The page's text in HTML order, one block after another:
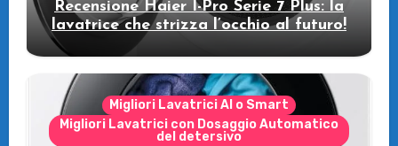
Recensione Haier I-Pro Serie 7 Plus: la
lavatrice che strizza l’occhio al futuro!
Migliori Lavatrici AI o Smart
Migliori Lavatrici con Dosaggio Automatico
del detersivo